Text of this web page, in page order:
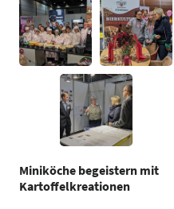
Miniköche begeistern mit
Kartoffelkreationen